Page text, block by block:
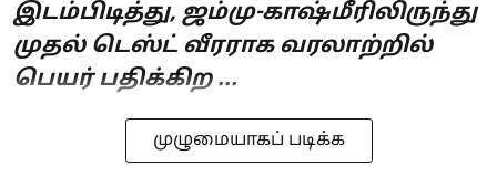
இடம்பிடித்து, ஜம்மு-காஷ்மீரிலிருந்து
முதல் டெஸ்ட் வீரராக வரலாற்றில்
பெயர் பதிக்கிற ...
முழுமையாகப் படிக்க